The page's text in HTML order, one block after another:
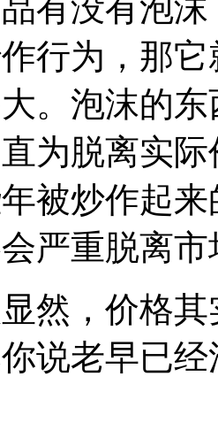
有没有泡
行为，那
。泡沫的
为脱离实
被炒作起
严重脱离
然，价格
说老早已